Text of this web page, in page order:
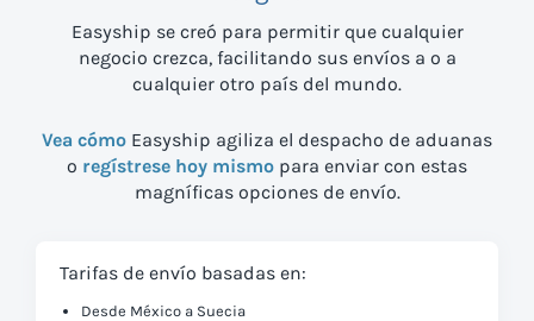
Easyship se creó para permitir que cualquier
negocio crezca, facilitando sus envíos a o a
cualquier otro país del mundo.
Vea cómo Easyship agiliza el despacho de aduanas
o regístrese hoy mismo para enviar con estas
magníficas opciones de envío.
Tarifas de envío basadas en:
Desde México a Suecia